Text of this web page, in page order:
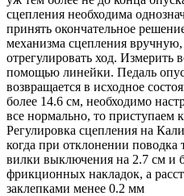
сцепления необходима
принять окончательное
механизма сцепления вручную,
отрегулировать ход. Измерить
помощью линейки. Педаль
возвращается в исходное
более 14.6 см, необходимо
все нормально, то приступаем
Регулировка сцепления на
когда при отклонении поводка
вилки выключения на 2.7 см и
фрикционных накладок, а
заклепками менее 0.2 мм